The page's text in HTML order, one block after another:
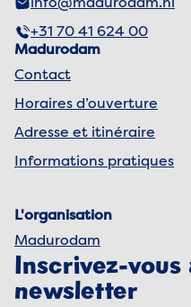
info@madurodam.nl
+31 70 41 624 00
Madurodam
Contact
Horaires d’ouverture
Adresse et itinéraire
Informations pratiques
L'organisation
Madurodam
Inscrivez-vous
newsletter